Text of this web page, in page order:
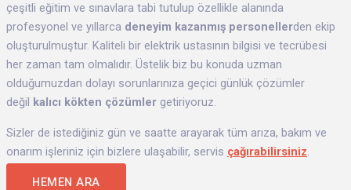
çeşitli eğitim ve sınavlara tabi tutulup özellikle alanında
profesyonel ve yıllarca deneyim kazanmış personellerden ekip
oluşturulmuştur. Kaliteli bir elektrik ustasının bilgisi ve tecrübesi
her zaman tam olmalıdır. Üstelik biz bu konuda uzman
olduğumuzdan dolayı sorunlarınıza geçici günlük çözümler
değil
kalıcı kökten çözümler getiriyoruz.
Sizler de istediğiniz gün ve saatte arayarak tüm arıza, bakım ve
onarım işleriniz için bizlere ulaşabilir, servis çağırabilirsiniz.
HEMEN ARA